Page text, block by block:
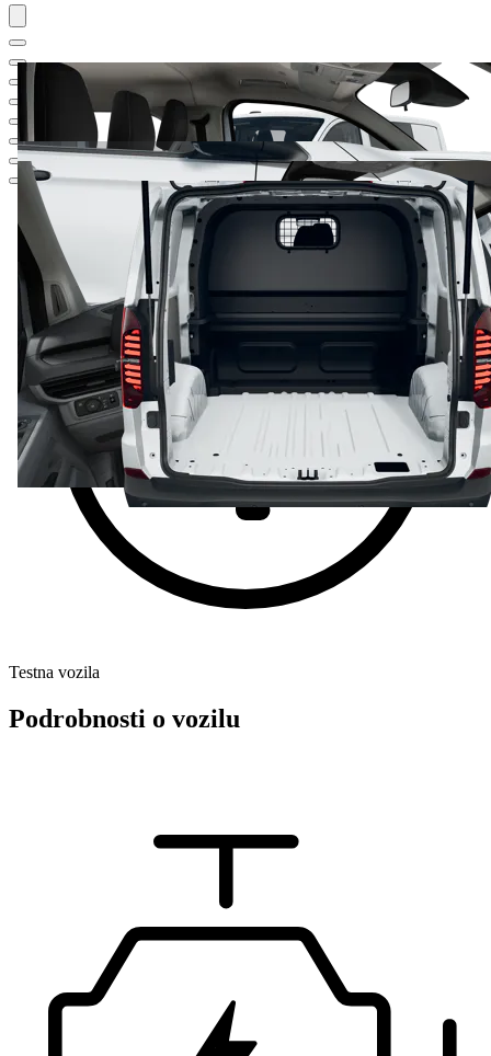
Testna vozila
Podrobnosti o vozilu